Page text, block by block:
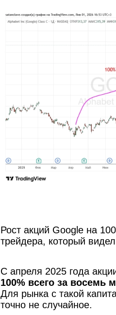
Рост акций Google на
трейдера, который
С апреля 2025 года
100% всего за восемь
Для рынка с такой
точно не случайное.